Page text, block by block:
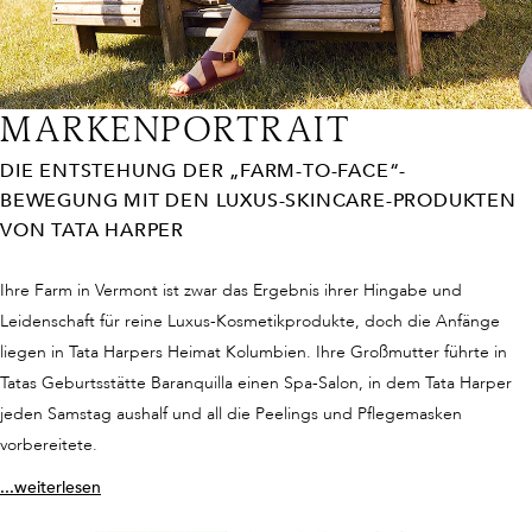
MARKENPORTRAIT
DIE ENTSTEHUNG DER „FARM-TO-FACE“-
BEWEGUNG MIT DEN LUXUS-SKINCARE-PRODUKTEN
VON TATA HARPER
Ihre Farm in Vermont ist zwar das Ergebnis ihrer Hingabe und
Leidenschaft für reine Luxus-Kosmetikprodukte, doch die Anfänge
liegen in Tata Harpers Heimat Kolumbien. Ihre Großmutter führte in
Tatas Geburtsstätte Baranquilla einen Spa-Salon, in dem Tata Harper
jeden Samstag aushalf und all die Peelings und Pflegemasken
vorbereitete.
...weiterlesen